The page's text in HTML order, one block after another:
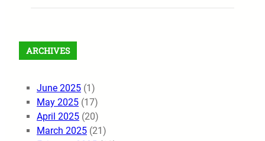
ARCHIVES
June 2025 (1)
May 2025 (17)
April 2025 (20)
March 2025 (21)